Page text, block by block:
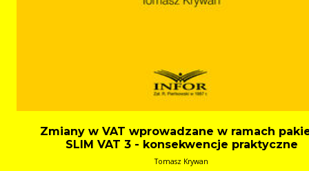
Zmiany w VAT wprowadzane w ramach
SLIM VAT 3 - konsekwencje praktyczne
Tomasz Krywan